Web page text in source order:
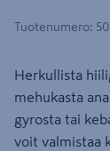
Tuotenumero:
Herkullista
mehukasta
gyrosta tai
voit valmistaa